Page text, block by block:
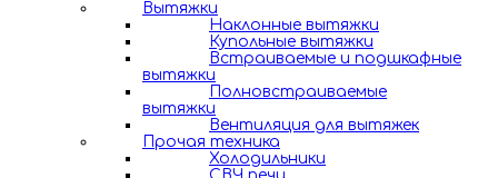
Вытяжки
Наклонные вытяжки
Купольные вытяжки
Встраиваемые и подшкафные
вытяжки
Полновстраиваемые
вытяжки
Вентиляция для вытяжек
Прочая техника
Холодильники